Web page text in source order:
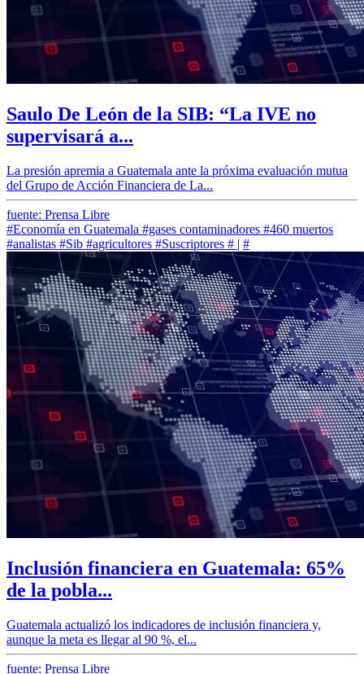
Saulo De León de la SIB: “La IVE no
supervisará a...
La presión apremia a Guatemala ante la próxima evaluación mutua
del Grupo de Acción Financiera de La...
fuente: Prensa Libre
#Economía en Guatemala #gases contaminadores #460 muertos
#analistas #Sib #agricultores #Suscriptores # | #
Inclusión financiera en Guatemala: 65%
de la pobla...
Guatemala actualizó los indicadores de inclusión financiera y,
aunque la meta es llegar al 90 %, el...
fuente: Prensa Libre